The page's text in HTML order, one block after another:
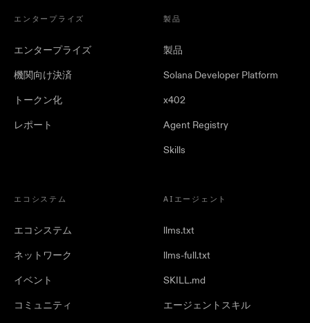
エンタープライズ
エンタープライズ
機関向け決済
トークン化
レポート
製品
製品
Solana Developer Platform
x402
Agent Registry
Skills
エコシステム
エコシステム
ネットワーク
イベント
コミュニティ
AIエージェント
llms.txt
llms-full.txt
SKILL.md
エージェントスキル